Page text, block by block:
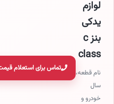
لوازم
یدکی
بنز c
class
نام قطعه،
خودرو و
تماس برای استعلام قیمت